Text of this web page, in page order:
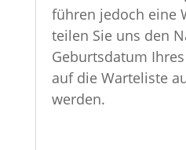
führen jedoch eine
teilen Sie uns den
Geburtsdatum
auf die Warteliste
werden.